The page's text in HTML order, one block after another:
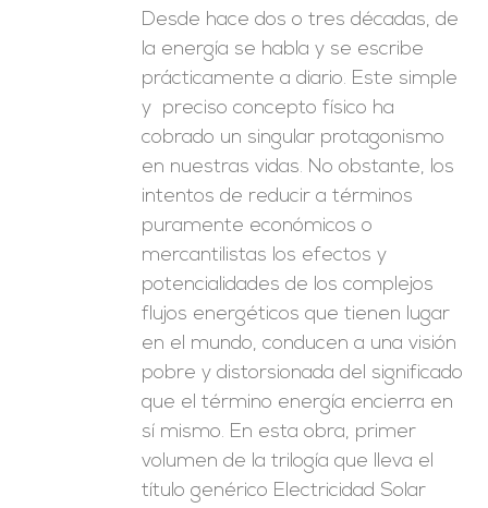
Desde hace dos o tres décadas, de
la energía se habla y se escribe
prácticamente a diario. Este simple
y preciso concepto físico ha
cobrado un singular protagonismo
en nuestras vidas. No obstante, los
intentos de reducir a términos
puramente económicos o
mercantilistas los efectos y
potencialidades de los complejos
flujos energéticos que tienen lugar
en el mundo, conducen a una visión
pobre y distorsionada del significado
que el término energía encierra en
sí mismo. En esta obra, primer
volumen de la trilogía que lleva el
título genérico Electricidad Solar